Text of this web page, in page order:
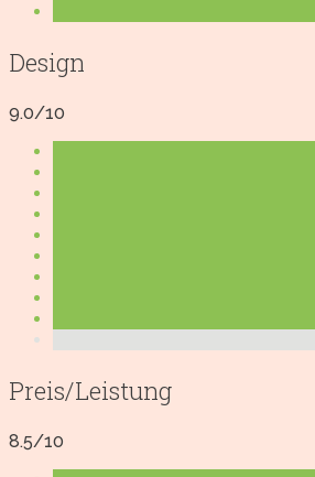
Design
9.0/10
Preis/Leistung
8.5/10